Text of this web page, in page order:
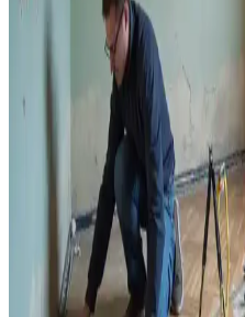
Banyo seramik fayanslarının
ve suya dayanıklı boya
soyulma ve çatlama riski
Eski Ahşap Telefon
Boyaların Güvenli
1940'lar ahşap telefon
temizliği, kimyasal sökücüler, ısı
kullanılarak yapılır. Sağlık ve
önlemleri şarttır.
Yağ Bazlı Boya Üzerine
Uygulamasının Sorunları